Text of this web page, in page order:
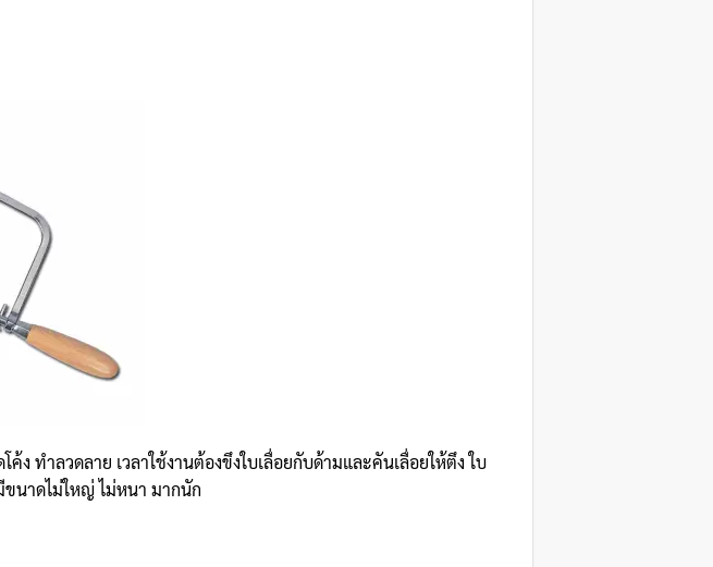
ง ทำลวดลาย เวลาใช้งานต้องขึงใบเลื่อยกับด้ามและคันเลื่อยให้ตึง ใบ
นาดไม่ใหญ่ ไม่หนา มากนัก